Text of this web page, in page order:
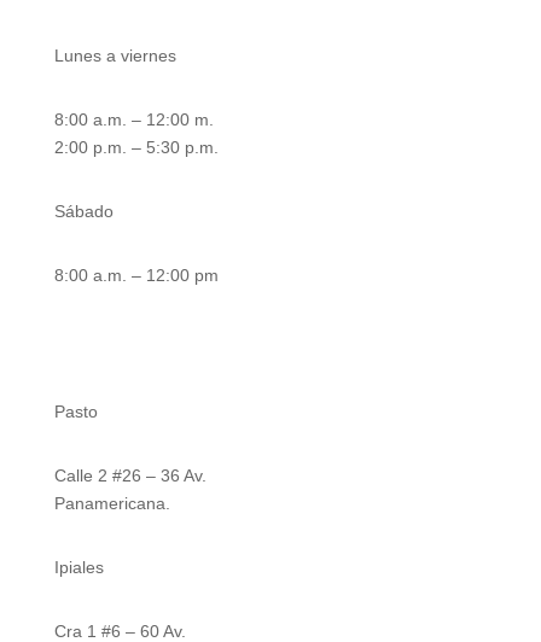
Lunes a viernes
8:00 a.m. – 12:00 m.
2:00 p.m. – 5:30 p.m.
Sábado
8:00 a.m. – 12:00 pm
Pasto
Calle 2 #26 – 36 Av.
Panamericana.
Ipiales
Cra 1 #6 – 60 Av.